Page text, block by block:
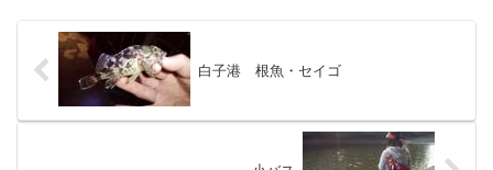
白子港 根魚・セイゴ